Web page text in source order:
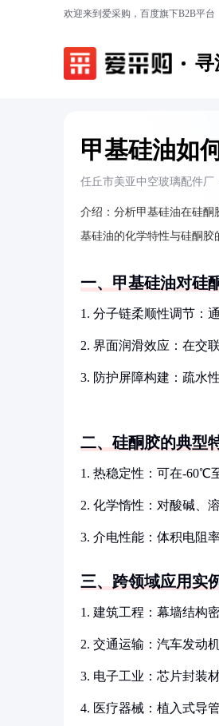
欢迎来到爱采购，百度旗下B2B平台
寻
甲基硅油如
任丘市美亚中空玻璃配件厂
介绍： 分析甲基硅油在硅酮
基硅油的化学特性与硅酮胶
一、甲基硅油对硅
1. 分子链柔顺性调节：
2. 界面润滑效应：在交
3. 防护屏障构建：疏水
二、硅酮胶的典型
1. 热稳定性：可在-60℃
2. 化学惰性：对酸碱、
3. 介电性能：体积电阻
三、跨领域应用实
1. 建筑工程：幕墙结构
2. 交通运输：汽车发动
3. 电子工业：芯片封装
4. 医疗器械：植入式导